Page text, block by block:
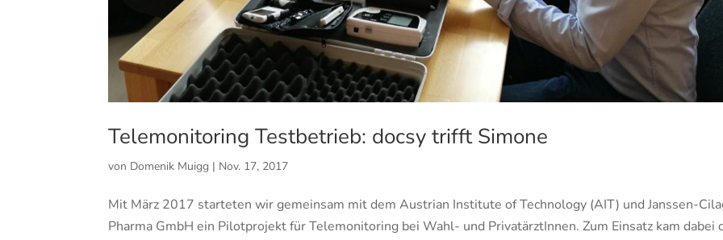
Telemonitoring Testbetrieb: docsy trifft Simone
von Domenik Muigg | Nov. 17, 2017
Mit März 2017 starteten wir gemeinsam mit dem Austrian Institute of Technology (AIT) und Janssen-
Pharma GmbH ein Pilotprojekt für Telemonitoring bei Wahl- und PrivatärztInnen. Zum Einsatz kam dabei